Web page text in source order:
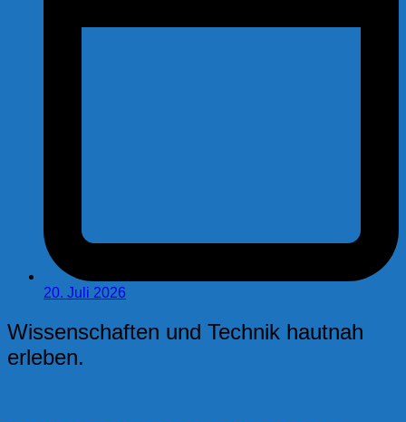
20. Juli 2026
Wissenschaften und Technik hautnah
erleben.